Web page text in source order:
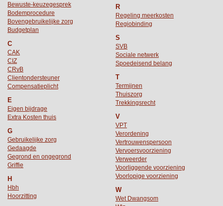
Bewuste-keuzegesprek
Bodemprocedure
Bovengebruikelijke zorg
Budgetplan
C
CAK
CIZ
CRvB
Clientondersteuner
Compensatieplicht
E
Eigen bijdrage
Extra Kosten thuis
G
Gebruikelijke zorg
Gedaagde
Gegrond en ongegrond
Griffie
H
Hbh
Hoorzitting
R
Regeling meerkosten
Regiobinding
S
SVB
Sociale netwerk
Spoedeisend belang
T
Termijnen
Thuiszorg
Trekkingsrecht
V
VPT
Verordening
Vertrouwenspersoon
Vervoersvoorziening
Verweerder
Voorliggende voorziening
Voorlopige voorziening
W
Wet Dwangsom